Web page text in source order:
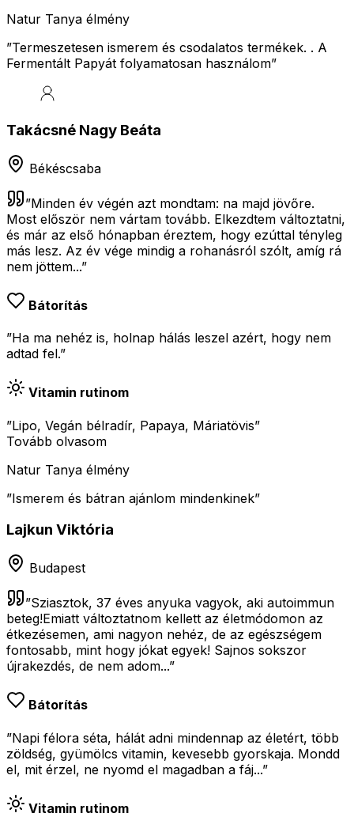
Natur Tanya élmény
”Termeszetesen ismerem és csodalatos termékek. . A
Fermentált Papyát folyamatosan használom”
Takácsné Nagy Beáta
Békéscsaba
”Minden év végén azt mondtam: na majd jövőre.
Most először nem vártam tovább. Elkezdtem változtatni,
és már az első hónapban éreztem, hogy ezúttal tényleg
más lesz. Az év vége mindig a rohanásról szólt, amíg rá
nem jöttem...”
Bátorítás
”Ha ma nehéz is, holnap hálás leszel azért, hogy nem
adtad fel.”
Vitamin rutinom
”Lipo, Vegán bélradír, Papaya, Máriatövis”
Tovább olvasom
Natur Tanya élmény
”Ismerem és bátran ajánlom mindenkinek”
Lajkun Viktória
Budapest
”Sziasztok, 37 éves anyuka vagyok, aki autoimmun
beteg!Emiatt változtatnom kellett az életmódomon az
étkezésemen, ami nagyon nehéz, de az egészségem
fontosabb, mint hogy jókat egyek! Sajnos sokszor
újrakezdés, de nem adom...”
Bátorítás
”Napi félora séta, hálát adni mindennap az életért, több
zöldség, gyümölcs vitamin, kevesebb gyorskaja. Mondd
el, mit érzel, ne nyomd el magadban a fáj...”
Vitamin rutinom